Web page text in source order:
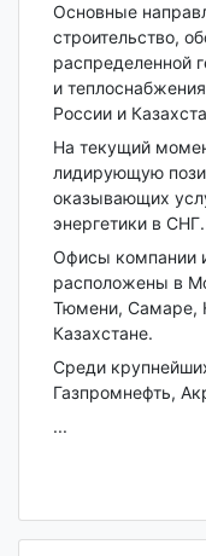
Основные
строительство,
распределенной
и
России и
На текущий
лидирующую
оказывающих
энергетики в СНГ.
Офисы компании
расположены в
Тюмени, Самаре,
Казахстане.
Среди
Газпромнефть,
...